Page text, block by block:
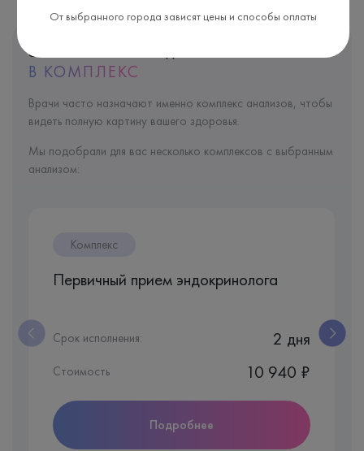
Этот анализ входит
В КОМПЛЕКС
Врачи часто назначают именно комплекс анализов, чтобы
видеть полную картину вашего здоровья.
Мы подобрали для вас несколько комплексов с выбранным
анализом:
Комплекс
Первичный прием эндокринолога
Срок исполнения: 2 дня
Стоимость 10 940 ₽
Подробнее
От выбранного города зависят цены и способы оплаты